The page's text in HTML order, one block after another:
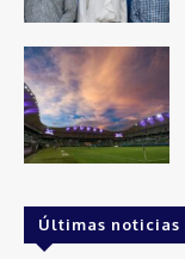
Últimas noticias